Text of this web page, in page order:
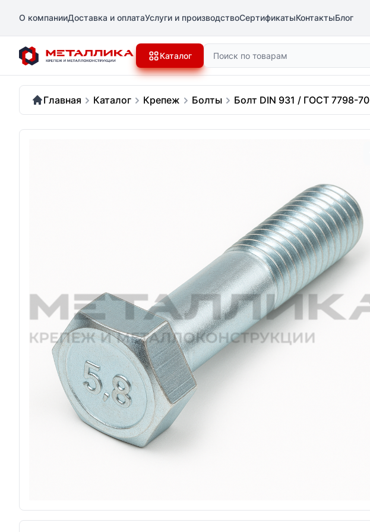
О компанииДоставка и оплатаУслуги и производствоСертификатыКонтактыБлог
Каталог Поиск
Главная Каталог Крепеж Болты Болт DIN 931 / ГОСТ 7798-70